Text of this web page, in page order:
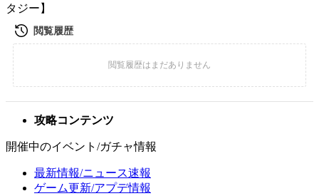
タジー】
攻略コンテンツ
開催中のイベント/ガチャ情報
最新情報/ニュース速報
ゲーム更新/アプデ情報